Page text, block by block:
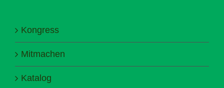
Kongress
Mitmachen
Katalog